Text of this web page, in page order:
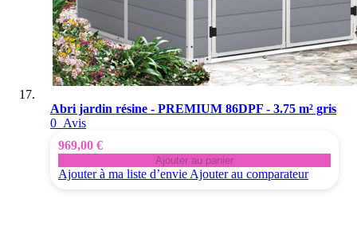
Abri jardin résine - PREMIUM 86DPF - 3.75 m² gris
0 Avis
969,00 €
Ajouter au panier
Ajouter à ma liste d’envie Ajouter au comparateur